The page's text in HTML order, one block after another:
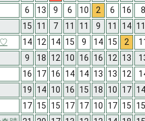
6 13 9 6 10 2 6 16
15 11 7 11 11 9 11 14
♡ 14 12 14 15 9 14 15 2
9 18 12 10 16 16 12 13
16 17 16 14 14 13 13 12
19 14 10 16 15 18 10 17
17 15 15 17 17 10 17 15